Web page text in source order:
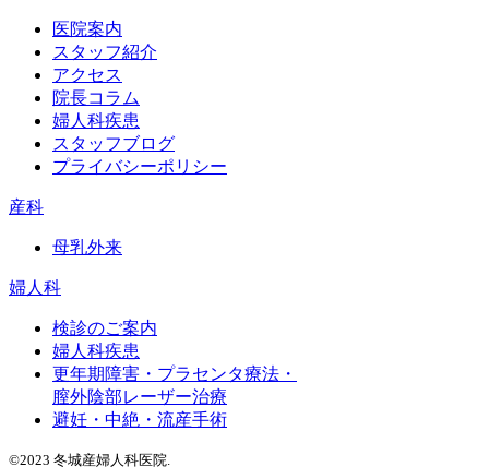
医院案内
スタッフ紹介
アクセス
院長コラム
婦人科疾患
スタッフブログ
プライバシーポリシー
産科
母乳外来
婦人科
検診のご案内
婦人科疾患
更年期障害・プラセンタ療法・
膣外陰部レーザー治療
避妊・中絶・流産手術
©2023 冬城産婦人科医院.